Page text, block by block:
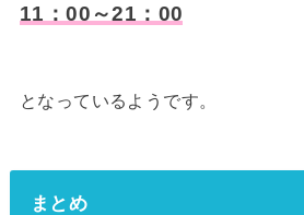
11：00～21：00
となっているようです。
まとめ